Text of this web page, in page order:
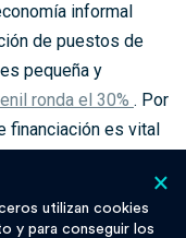
informal
de puestos de
pequeña y
ronda el 30% . Por
financiación es vital
valores y estrategia×
utilizan cookies
y para conseguir los